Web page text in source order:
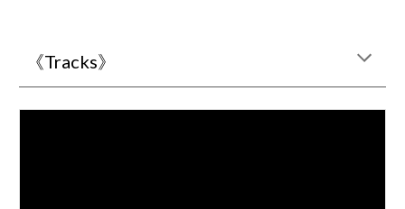
《Tracks》